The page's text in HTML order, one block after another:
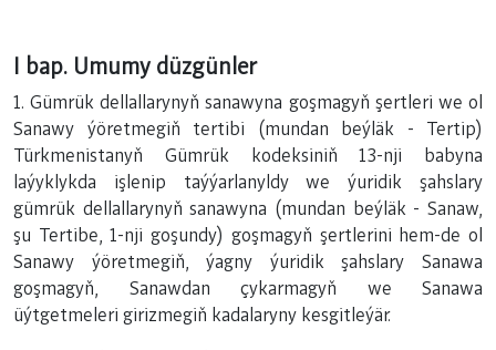
I bap. Umumy düzgünler
1. Gümrük dellallarynyň sanawyna goşmagyň şertleri we ol
Sanawy ýöretmegiň tertibi (mundan beýläk - Tertip)
Türkmenistanyň Gümrük kodeksiniň 13-nji babyna
laýyklykda işlenip taýýarlanyldy we ýuridik şahslary
gümrük dellallarynyň sanawyna (mundan beýläk - Sanaw,
şu Tertibe, 1-nji goşundy) goşmagyň şertlerini hem-de ol
Sanawy ýöretmegiň, ýagny ýuridik şahslary Sanawa
goşmagyň, Sanawdan çykarmagyň we Sanawa
üýtgetmeleri girizmegiň kadalaryny kesgitleýär.